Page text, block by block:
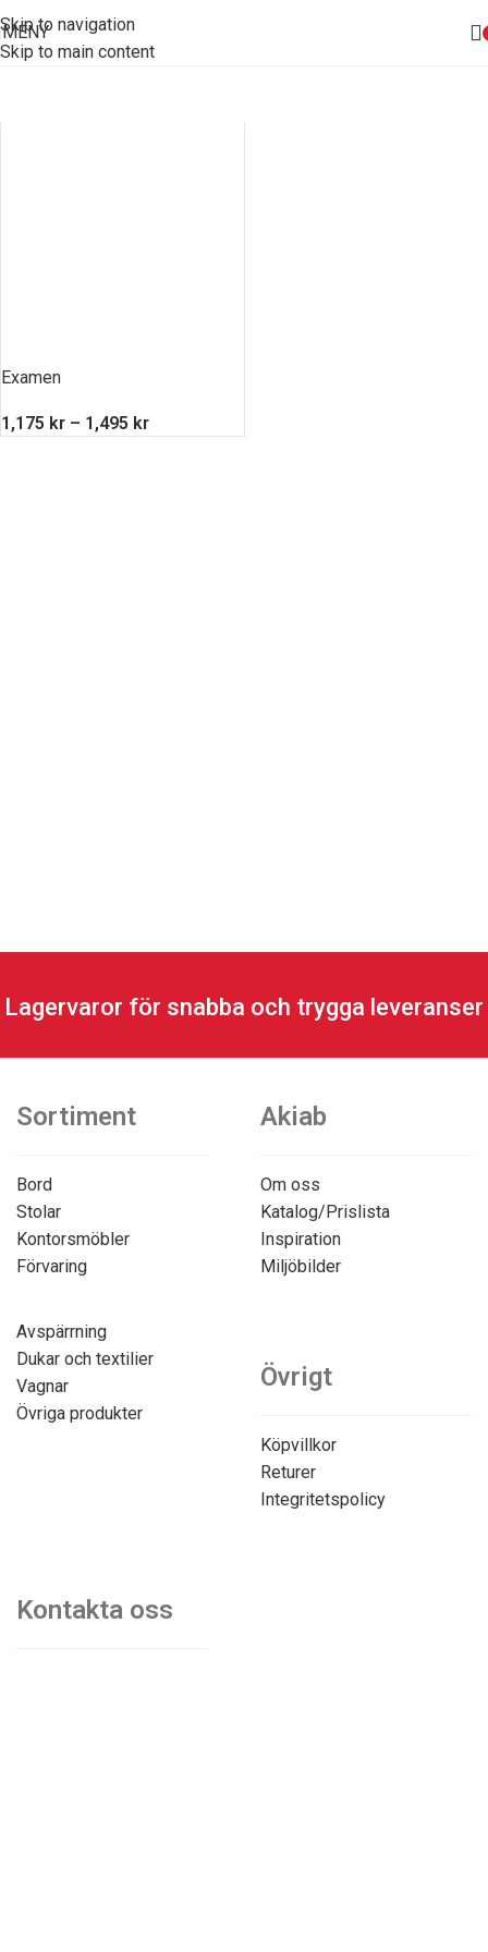
Skip to navigation
Skip to main content
MENY
Examen
1,175 kr – 1,495 kr
Lagervaror för snabba och trygga leveranser
Sortiment
Bord
Stolar
Kontorsmöbler
Förvaring
Avspärrning
Dukar och textilier
Vagnar
Övriga produkter
Akiab
Om oss
Katalog/Prislista
Inspiration
Miljöbilder
Övrigt
Köpvillkor
Returer
Integritetspolicy
Kontakta oss